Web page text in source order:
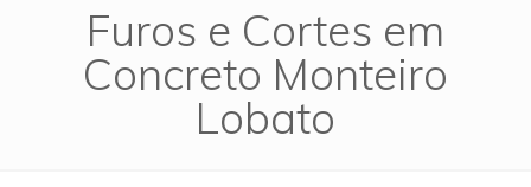
Furos e Cortes em
Concreto Monteiro
Lobato